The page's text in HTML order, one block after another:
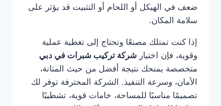
ضعف في الهيكل أو اللحام أو التثبيت قد يؤثر على
سلامة المكان.
إذا كنت تمتلك مصنعًا وتحتاج إلى تغطية عملية
وقوية، فإن اختيار شركة تركيب شبرات في دبي
متخصصة يمنحك نتيجة أفضل من حيث المتانة،
الأمان، وسرعة التنفيذ. الشركة المحترفة توفر لك
تصميمًا مناسبًا للمساحة، خامات قوية، تشطيبًا